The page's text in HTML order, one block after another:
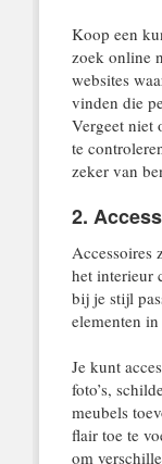
Koop een
zoek online
websites
vinden die
Vergeet niet
te
zeker van
2.
Accessoires
het interieur
bij je stijl
elementen
Je kunt
foto’s,
meubels
flair toe te
om